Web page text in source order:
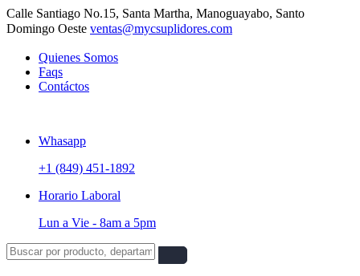
Calle Santiago No.15, Santa Martha, Manoguayabo, Santo
Domingo Oeste ventas@mycsuplidores.com
Quienes Somos
Faqs
Contáctos
Whasapp
+1 (849) 451-1892
Horario Laboral
Lun a Vie - 8am a 5pm